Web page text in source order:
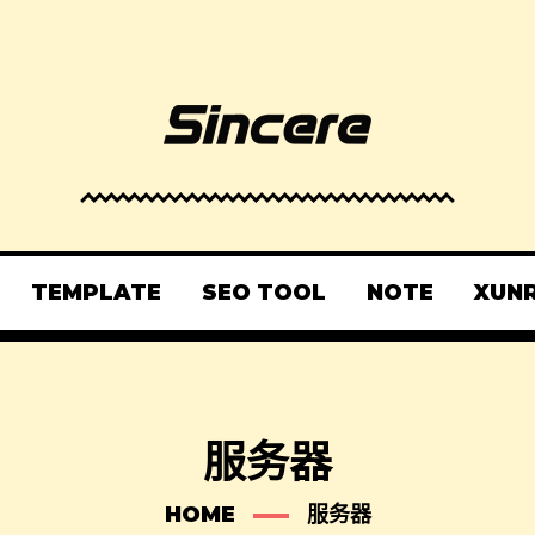
TEMPLATE SEO TOOL NOTE
服务器
HOME 服务器